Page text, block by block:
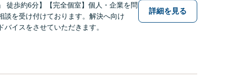
徒歩約6分】【完全個室】個人・企業を問
談を受け付けております。解決へ向け
バイスをさせていただきます。
詳細を見る